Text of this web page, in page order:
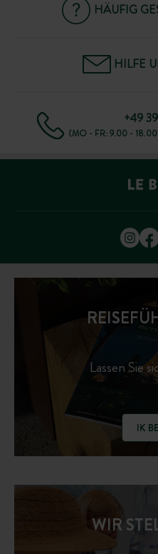
HÄUFIG
HILFE
+49
(MO - FR: 9.00 -
Lassen Sie
IK
WIR